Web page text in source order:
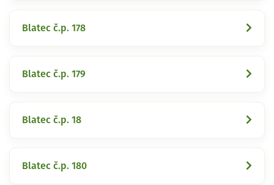
Blatec č.p. 178
Blatec č.p. 179
Blatec č.p. 18
Blatec č.p. 180